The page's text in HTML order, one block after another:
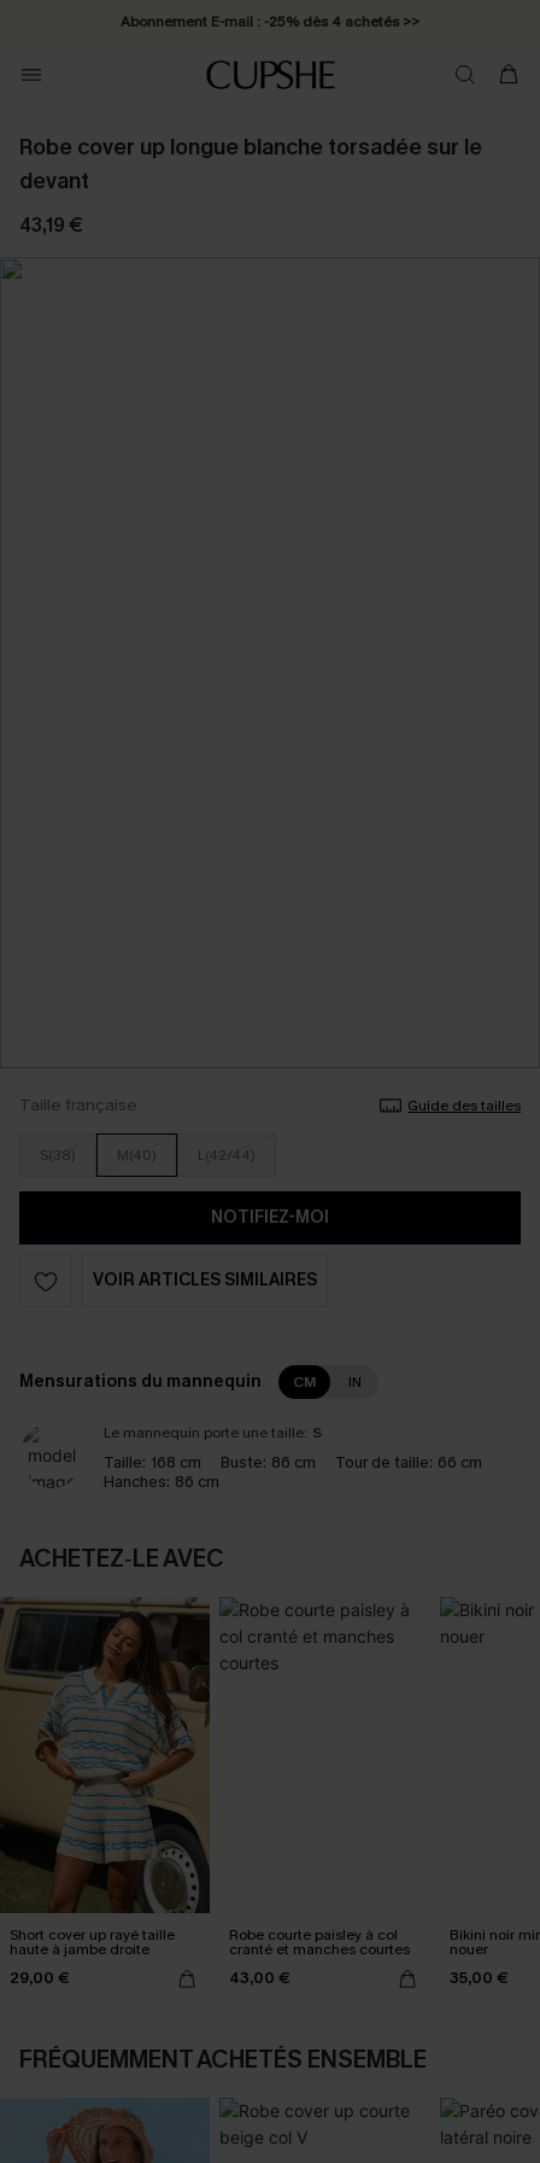
Abonnement E-mail : -25% dès 4 achetés >>
Robe cover up longue blanche torsadée sur le
devant
43,19 €
Taille française Guide des tailles
S(38) M(40) L(42/44)
NOTIFIEZ-MOI
VOIR ARTICLES SIMILAIRES
Mensurations du mannequin CM IN
Le mannequin porte une taille: S
Taille: 168 cm Buste: 86 cm Tour de taille: 66 cm
Hanches: 86 cm
ACHETEZ‑LE AVEC
Short cover up rayé taille
haute à jambe droite
29,00 €
Robe courte paisley à col
cranté et manches courtes
43,00 €
Bikini noir
nouer
35,00 €
FRÉQUEMMENT ACHETÉS ENSEMBLE